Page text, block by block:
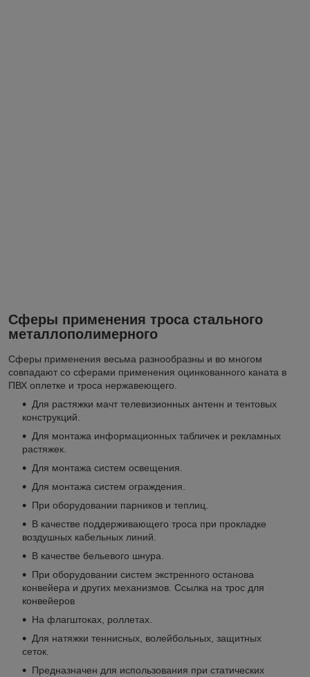
Сферы применения троса стального
металлополимерного
Сферы применения весьма разнообразны и во многом
совпадают со сферами применения оцинкованного каната в
ПВХ оплетке и троса нержавеющего.
Для растяжки мачт телевизионных антенн и тентовых
конструкций.
Для монтажа информационных табличек и рекламных
растяжек.
Для монтажа систем освещения.
Для монтажа систем ограждения.
При оборудовании парников и теплиц.
В качестве поддерживающего троса при прокладке
воздушных кабельных линий.
В качестве бельевого шнура.
При оборудовании систем экстренного останова
конвейера и других механизмов. Ссылка на трос для
конвейеров
На флагштоках, роллетах.
Для натяжки теннисных, волейбольных, защитных
сеток.
Предназначен для использования при статических